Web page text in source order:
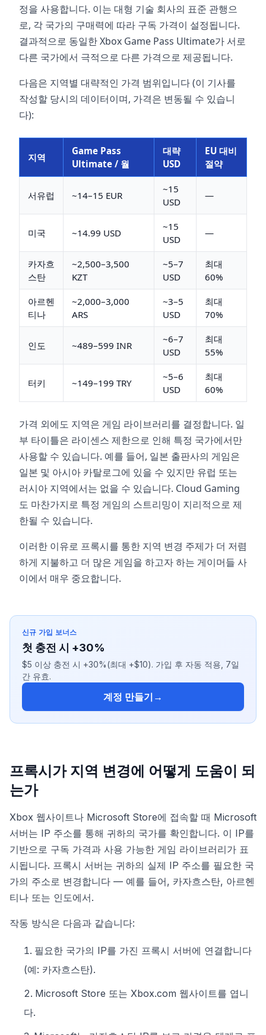
정을 사용합니다. 이는 대형 기술 회사의 표준 관행으
로, 각 국가의 구매력에 따라 구독 가격이 설정됩니다.
결과적으로 동일한 Xbox Game Pass Ultimate가 서로
다른 국가에서 극적으로 다른 가격으로 제공됩니다.
다음은 지역별 대략적인 가격 범위입니다 (이 기사를
작성할 당시의 데이터이며, 가격은 변동될 수 있습니
다):
지역
Game Pass
Ultimate / 월
대략
USD
EU 대비
절약
서유럽 ~14–15 EUR
~15
USD
—
미국 ~14.99 USD
~15
USD
—
카자흐
스탄
~2,500–3,500
KZT
~5–7
USD
최대
60%
아르헨
티나
~2,000–3,000
ARS
~3–5
USD
최대
70%
인도 ~489–599 INR
~6–7
USD
최대
55%
터키 ~149–199 TRY
~5–6
USD
최대
60%
가격 외에도 지역은 게임 라이브러리를 결정합니다. 일
부 타이틀은 라이센스 제한으로 인해 특정 국가에서만
사용할 수 있습니다. 예를 들어, 일본 출판사의 게임은
일본 및 아시아 카탈로그에 있을 수 있지만 유럽 또는
러시아 지역에서는 없을 수 있습니다. Cloud Gaming
도 마찬가지로 특정 게임의 스트리밍이 지리적으로 제
한될 수 있습니다.
이러한 이유로 프록시를 통한 지역 변경 주제가 더 저렴
하게 지불하고 더 많은 게임을 하고자 하는 게이머들 사
이에서 매우 중요합니다.
신규 가입 보너스
첫 충전 시 +30%
$5 이상 충전 시 +30%(최대 +$10). 가입 후 자동 적용, 7일
간 유효.
계정 만들기 →
프록시가 지역 변경에 어떻게 도움이 되
는가
Xbox 웹사이트나 Microsoft Store에 접속할 때 Microsoft
서버는 IP 주소를 통해 귀하의 국가를 확인합니다. 이 IP를
기반으로 구독 가격과 사용 가능한 게임 라이브러리가 표
시됩니다. 프록시 서버는 귀하의 실제 IP 주소를 필요한 국
가의 주소로 변경합니다 — 예를 들어, 카자흐스탄, 아르헨
티나 또는 인도에서.
작동 방식은 다음과 같습니다:
필요한 국가의 IP를 가진 프록시 서버에 연결합니다
(예: 카자흐스탄).
Microsoft Store 또는 Xbox.com 웹사이트를 엽니
다.